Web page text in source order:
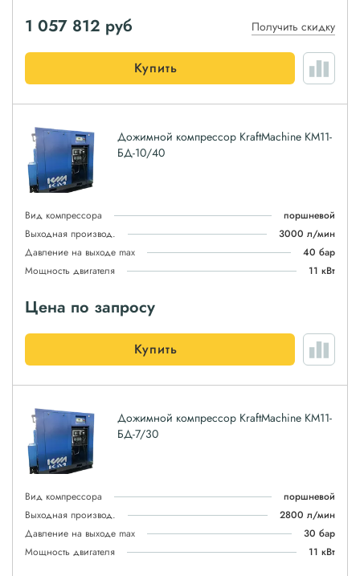
1 057 812 руб Получить скидку
Купить
Дожимной компрессор KraftMachine КМ11-
БД-10/40
Вид компрессора
поршневой
Выходная производ.
3000 л/мин
Давление на выходе max
40 бар
Мощность двигателя
11 кВт
Цена по запросу
Купить
Дожимной компрессор KraftMachine КМ11-
БД-7/30
Вид компрессора
поршневой
Выходная производ.
2800 л/мин
Давление на выходе max
30 бар
Мощность двигателя
11 кВт